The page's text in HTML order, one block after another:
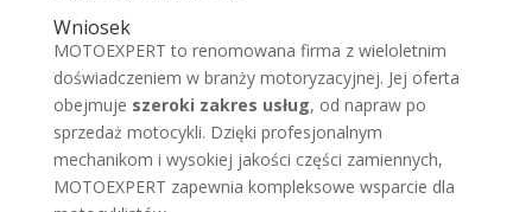
Wniosek
MOTOEXPERT to renomowana firma z wieloletnim
doświadczeniem w branży motoryzacyjnej. Jej oferta
obejmuje szeroki zakres usług, od napraw po
sprzedaż motocykli. Dzięki profesjonalnym
mechanikom i wysokiej jakości części zamiennych,
MOTOEXPERT zapewnia kompleksowe wsparcie dla